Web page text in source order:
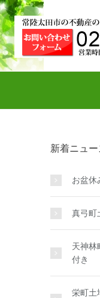
新着ニュー
お盆休
真弓町
天神
付き
栄町土